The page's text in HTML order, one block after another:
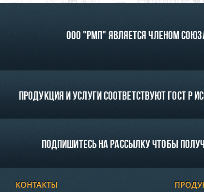
ООО "РМП" является членом
Продукция и услуги соответствуют ГОСТ Р
Подпишитесь на рассылку чтобы
КОНТАКТЫ